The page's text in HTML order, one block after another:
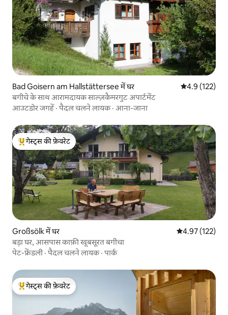
Bad Goisern am Hallstättersee में घर औसत रेटिंग 5 में
4.9 (122)
बगीचे के साथ आरामदायक साल्ज़कैमरगुट अपार्टमेंट
आउटडोर जगहें ·पैदल चलने लायक· आना-जाना
गेस्ट्स का टॉप फ़ेवरेट
गेस्ट्स की फ़ेवरेट
Großsölk में घर औसत रेटिंग 5 में से
4.97 (122)
बड़ा घर, आसपास काफ़ी खूबसूरत बगीचा
पेट-फ्रेंडली ·पैदल चलने लायक·पार्क
गेस्ट्स का टॉप फ़ेवरेट
गेस्ट्स की फ़ेवरेट